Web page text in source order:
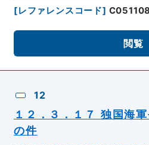
[レファレンスコード]
閲覧
12
１２．３．１７ 独国海
の件